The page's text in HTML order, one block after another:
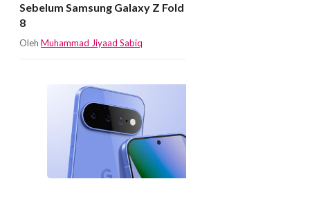
Sebelum Samsung Galaxy Z Fold
8
Oleh Muhammad Jiyaad Sabiq